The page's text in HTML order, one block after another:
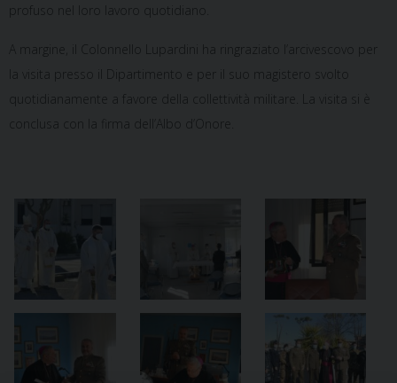
profuso nel loro lavoro quotidiano.
A margine, il Colonnello Lupardini ha ringraziato l’arcivescovo per
la visita presso il Dipartimento e per il suo magistero svolto
quotidianamente a favore della collettività militare. La visita si è
conclusa con la firma dell’Albo d’Onore.